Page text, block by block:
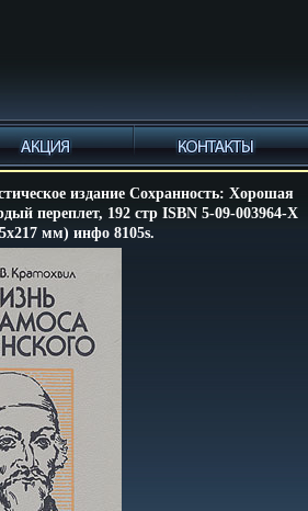
издание Сохранность: Хорошая
переплет, 192 стр ISBN 5-09-003964-X
мм) инфо 8105s.